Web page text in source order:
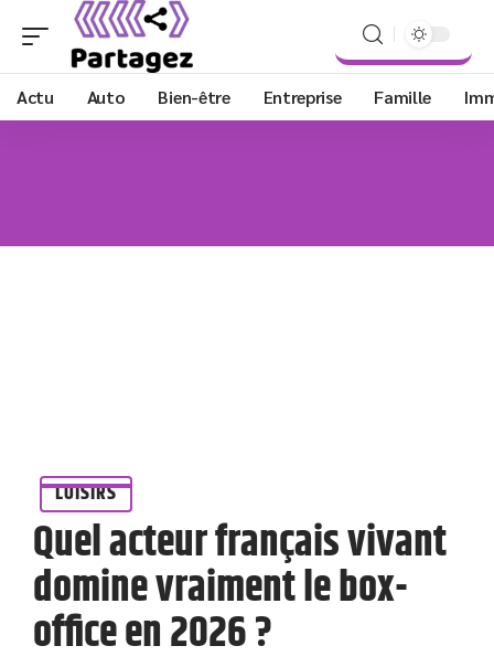
Actu Auto Bien-être Entreprise Famille
LOISIRS
Quel acteur français vivant
domine vraiment le box-
office en 2026 ?